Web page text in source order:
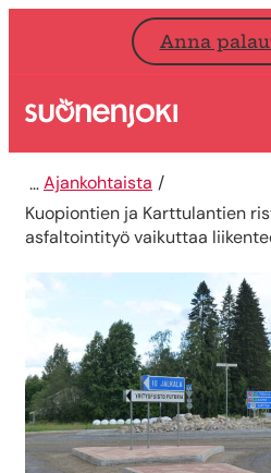
Siirry sisältöön
Anna
Etusivu
Ajankohtaista
Kuopiontien ja Karttulantien
asfaltointityö vaikuttaa